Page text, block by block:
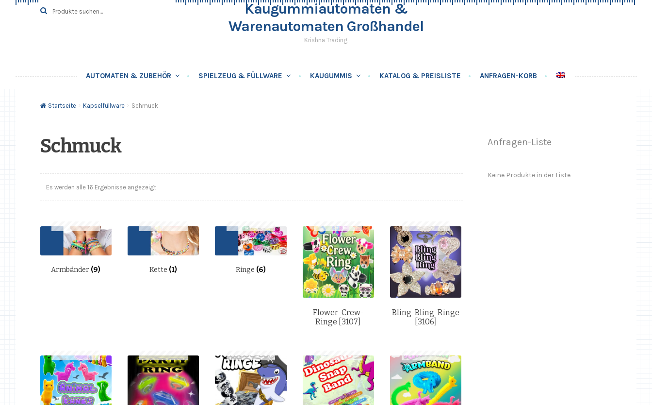
Zur
Navigation
Springe
zum
Suche
nach:
SUCHE
Kaugummiautomaten &
Warenautomaten Großhandel
Krishna Trading
AUTOMATEN & ZUBEHÖR SPIELZEUG & FÜLLWARE KAUGUMMIS KATALOG & PREISLISTE ANFRAGEN-KORB
Startseite Kapselfüllware Schmuck
Schmuck
Es werden alle 16 Ergebnisse angezeigt
Armbänder (9) Kette (1) Ringe (6)
Flower-Crew-
Ringe [3107]
Bling-Bling-Ringe
[3106]
Anfragen-Liste
Keine Produkte in der Liste